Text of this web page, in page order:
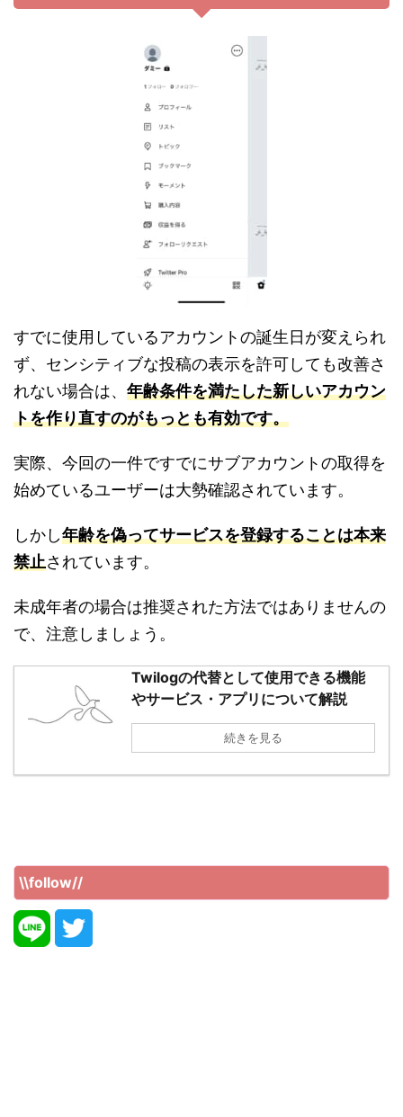
すでに使用しているアカウントの誕生日が変えられ
ず、センシティブな投稿の表示を許可しても改善さ
れない場合は、 年齢条件を満たした新しいアカウン
トを作り直すのがもっとも有効です。
実際、今回の一件ですでにサブアカウントの取得を
始めているユーザーは大勢確認されています。
しかし年齢を偽ってサービスを登録することは本来
禁止されています。
未成年者の場合は推奨された方法ではありませんの
で、注意しましょう。
Twilogの代替として使用できる機能
やサービス・アプリについて解説
続きを見る
\\follow//